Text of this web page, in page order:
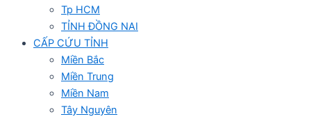
Tp HCM
TỈNH ĐỒNG NAI
CẤP CỨU TỈNH
Miền Bắc
Miền Trung
Miền Nam
Tây Nguyên